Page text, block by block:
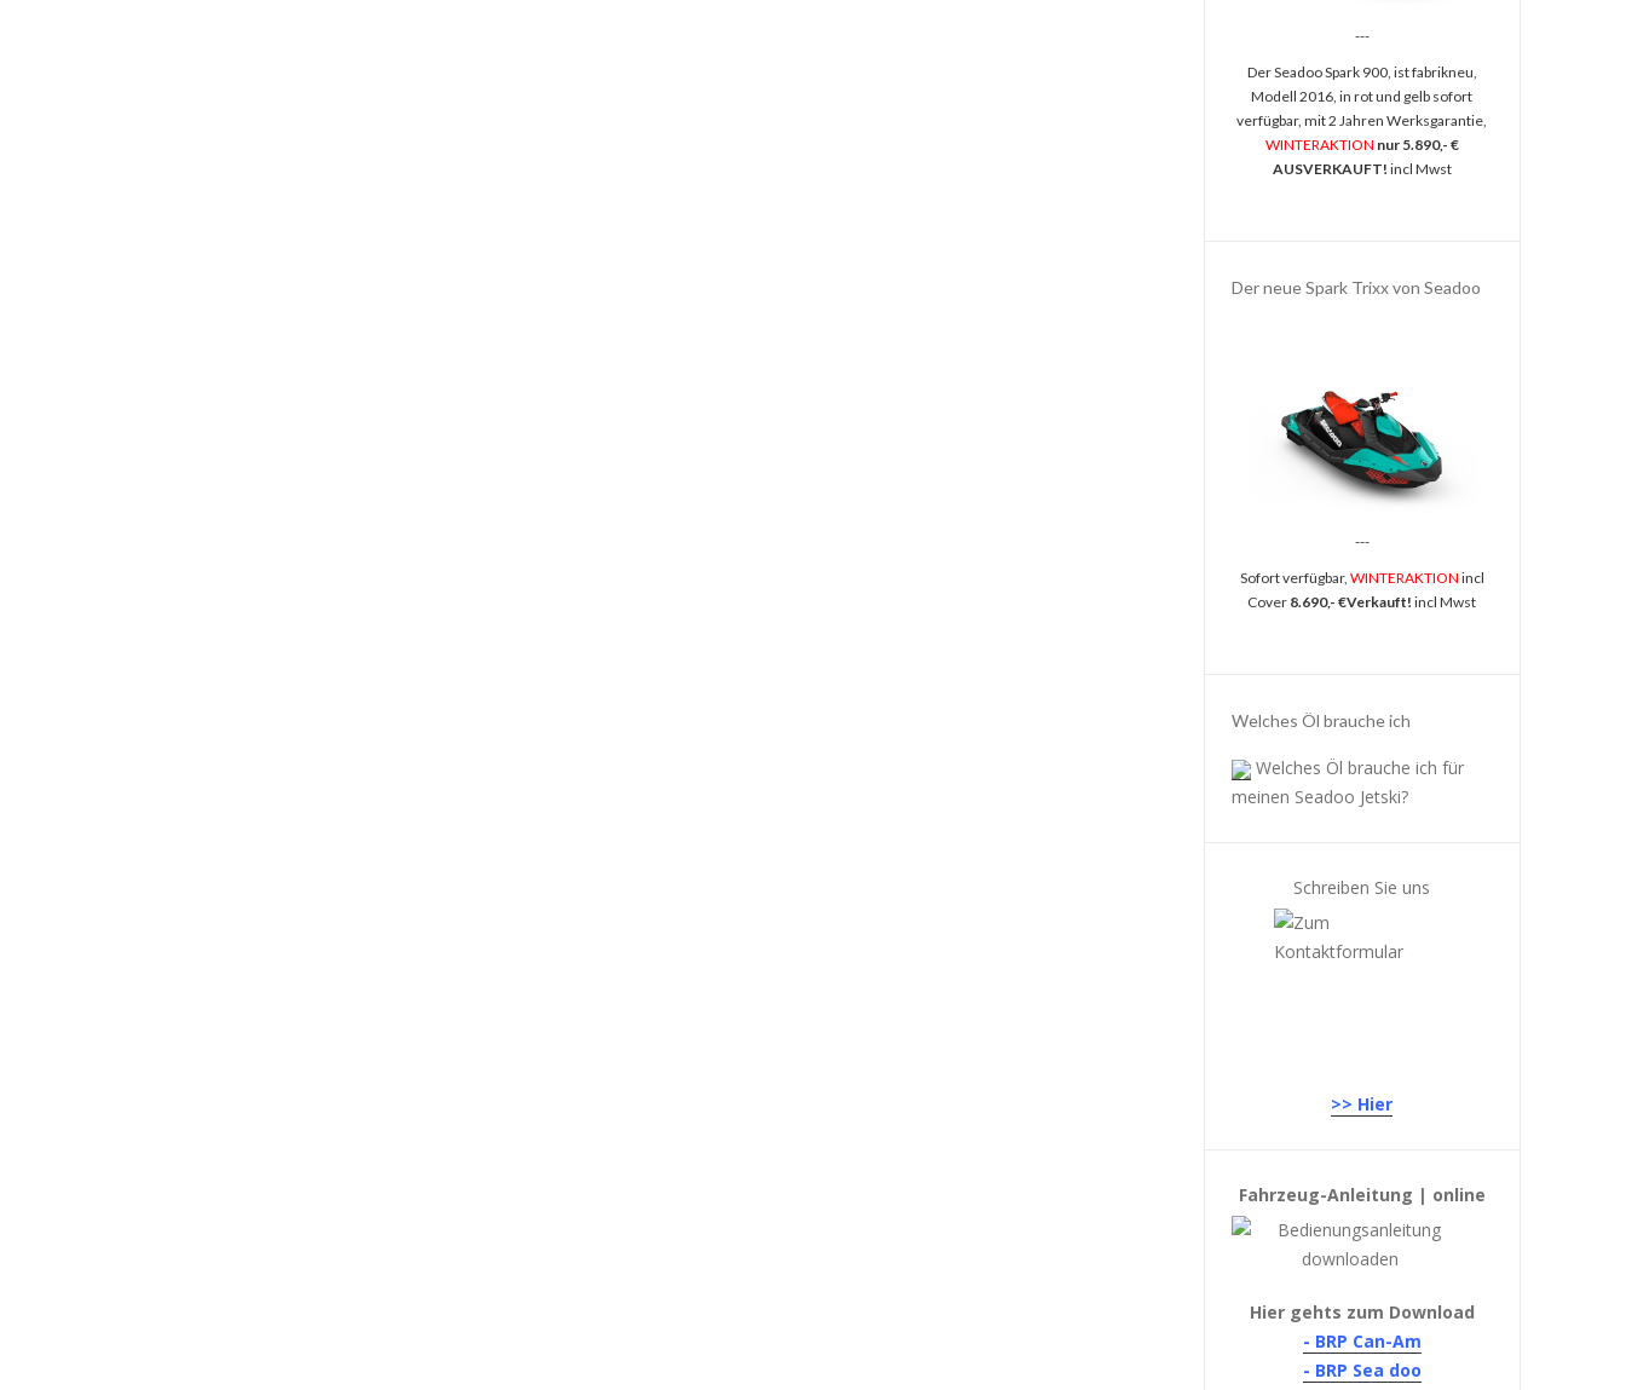
---
Der Seadoo Spark 900, ist fabrikneu,
Modell 2016, in rot und gelb sofort
verfügbar, mit 2 Jahren Werksgarantie,
WINTERAKTION nur 5.890,- €
AUSVERKAUFT! incl Mwst
Der neue Spark Trixx von Seadoo
---
Sofort verfügbar, WINTERAKTION incl
Cover 8.690,- €Verkauft! incl Mwst
Welches Öl brauche ich
Welches Öl brauche ich für
meinen Seadoo Jetski?
Schreiben Sie uns
>> Hier
Fahrzeug-Anleitung | online
Hier gehts zum Download
- BRP Can-Am
- BRP Sea doo